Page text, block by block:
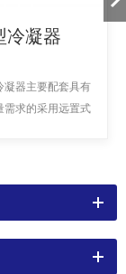
冷凝器
凝器主要配套具有
需求的采用远置式